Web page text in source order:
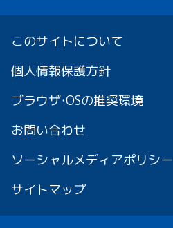
このサイトについて
個人情報保護方針
ブラウザ・OSの推奨環境
お問い合わせ
ソーシャルメディアポリシー
サイトマップ